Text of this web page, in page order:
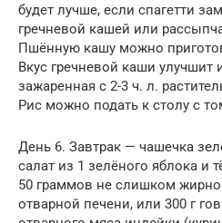
будет лучше, если спагетти
гречневой кашей или
Пшённую кашу можно
Вкус гречневой каши улучшит
зажаренная с 2-3 ч. л.
Рис можно подать к столу с
День 6. Завтрак — чашечка
салат из 1 зелёного яблока и
50 граммов не слишком
отварной печени, или 300 г